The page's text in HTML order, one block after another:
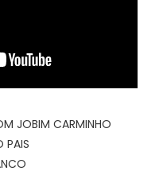
JOBIM CARMINHO
PAIS